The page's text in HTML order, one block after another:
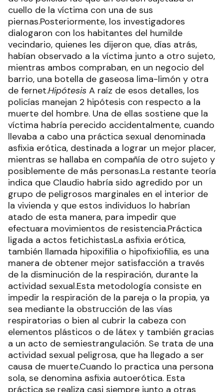
cuello de la víctima con una de sus
piernas.Posteriormente, los investigadores
dialogaron con los habitantes del humilde
vecindario, quienes les dijeron que, días atrás,
habían observado a la víctima junto a otro sujeto,
mientras ambos compraban, en un negocio del
barrio, una botella de gaseosa lima-limón y otra
de fernet.Hipótesis A raíz de esos detalles, los
policías manejan 2 hipótesis con respecto a la
muerte del hombre. Una de ellas sostiene que la
víctima habría perecido accidentalmente, cuando
llevaba a cabo una práctica sexual denominada
asfixia erótica, destinada a lograr un mejor placer,
mientras se hallaba en compañía de otro sujeto y
posiblemente de más personas.La restante teoría
indica que Claudio habría sido agredido por un
grupo de peligrosos marginales en el interior de
la vivienda y que estos individuos lo habrían
atado de esta manera, para impedir que
efectuara movimientos de resistencia.Práctica
ligada a actos fetichistasLa asfixia erótica,
también llamada hipoxifilia o hipofixiofilia, es una
manera de obtener mejor satisfacción a través
de la disminución de la respiración, durante la
actividad sexual.Esta metodología consiste en
impedir la respiración de la pareja o la propia, ya
sea mediante la obstrucción de las vías
respiratorias o bien al cubrir la cabeza con
elementos plásticos o de látex y también gracias
a un acto de semiestrangulación. Se trata de una
actividad sexual peligrosa, que ha llegado a ser
causa de muerte.Cuando lo practica una persona
sola, se denomina asfixia autoerótica. Esta